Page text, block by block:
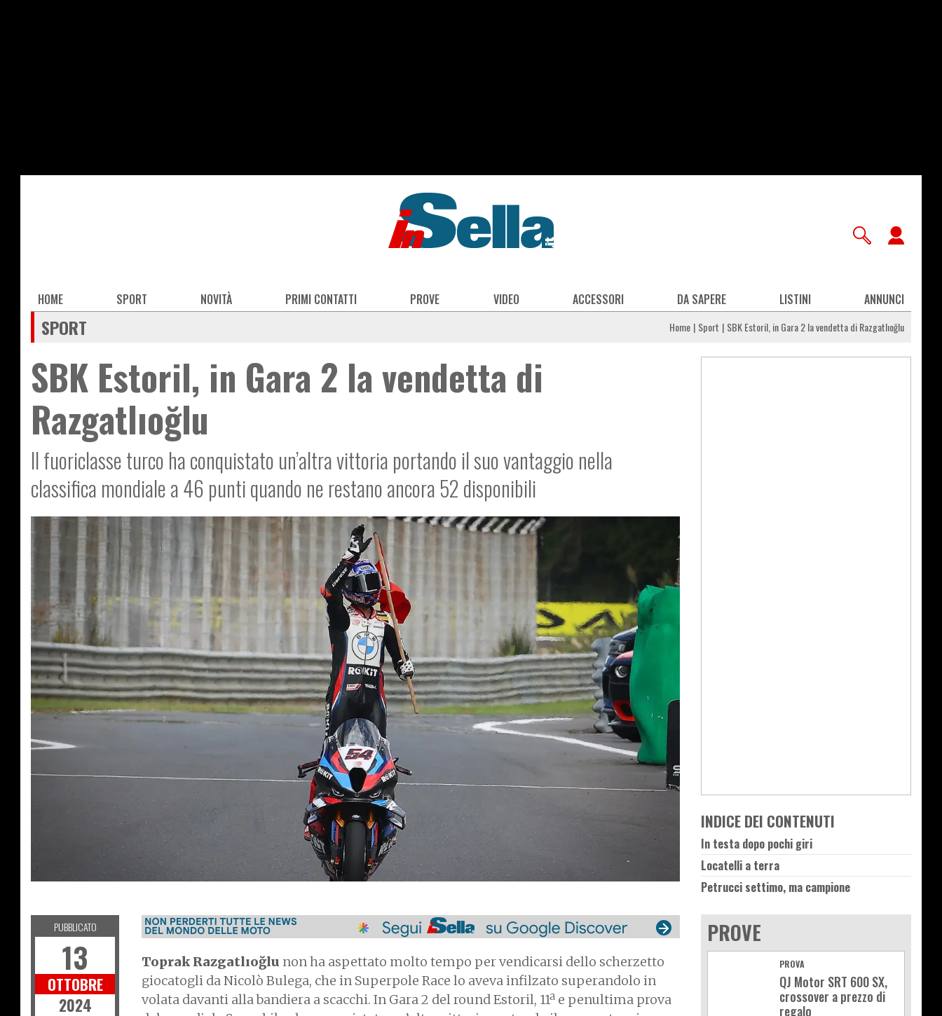
Main
navigation
HOME SPORT NOVITÀ PRIMI CONTATTI PROVE VIDEO ACCESSORI DA SAPERE LISTINI ANNUNCI
SPORT Home Sport SBK Estoril, in Gara 2 la vendetta di Razgatlıoğlu
SBK Estoril, in Gara 2 la vendetta di
Razgatlıoğlu
Il fuoriclasse turco ha conquistato un’altra vittoria portando il suo vantaggio nella
classifica mondiale a 46 punti quando ne restano ancora 52 disponibili
SUPERBIKE
Toprak Razgatlıoğlu non ha aspettato molto tempo per vendicarsi dello scherzetto
giocatogli da Nicolò Bulega, che in Superpole Race lo aveva infilzato superandolo in
volata davanti alla bandiera a scacchi. In Gara 2 del round Estoril, 11ª e penultima prova
PUBBLICATO
13
OTTOBRE
2024
INDICE DEI CONTENUTI
In testa dopo pochi giri
Locatelli a terra
Petrucci settimo, ma campione
PROVE
PROVA
QJ Motor SRT 600 SX,
crossover a prezzo di
regalo